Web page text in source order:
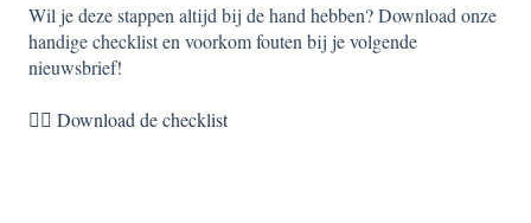
Wil je deze stappen altijd bij de hand hebben? Download onze
handige checklist en voorkom fouten bij je volgende
nieuwsbrief!
👉🏼 Download de checklist